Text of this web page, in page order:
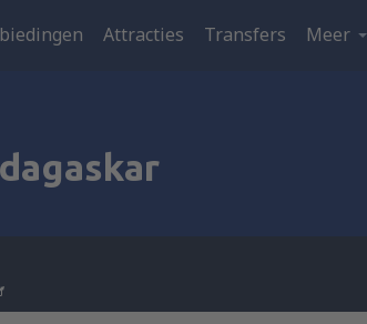
Attracties Transfers Meer